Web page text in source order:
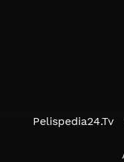
Pelispedia24.Tv